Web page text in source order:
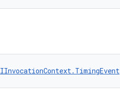
IInvocationContext.TimingEvent